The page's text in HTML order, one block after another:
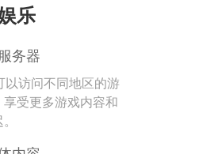
乐
务器
以访问不同地区的游
受更多游戏内容和